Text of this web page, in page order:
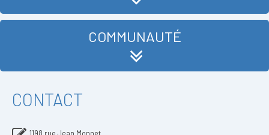
COMMUNAUTÉ
CONTACT